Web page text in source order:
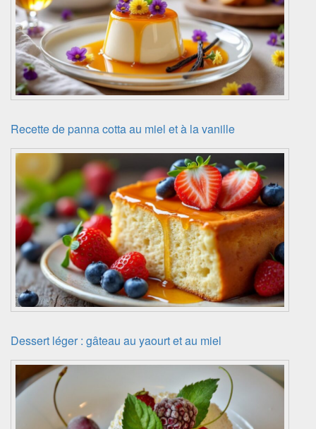
Recette de panna cotta au miel et à la vanille
Dessert léger : gâteau au yaourt et au miel